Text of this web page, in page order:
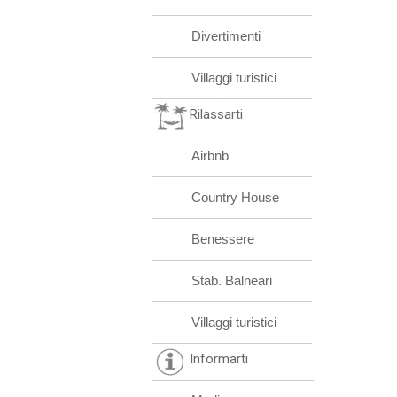
Divertimenti
Villaggi turistici
Rilassarti
Airbnb
Country House
Benessere
Stab. Balneari
Villaggi turistici
Informarti